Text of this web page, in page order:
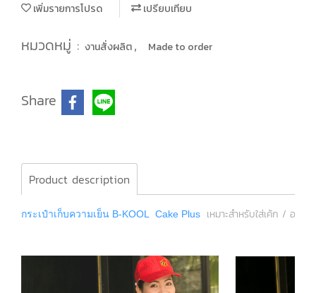
เพิ่มรายการโปรด เปรียบเทียบ
หมวดหมู่ : งานสั่งผลิต, Made to order
Share
Product description
กระเป๋าเก็บความเย็น B-KOOL Cake Plus เหมาะสำหรับใส่เค้ก / อา